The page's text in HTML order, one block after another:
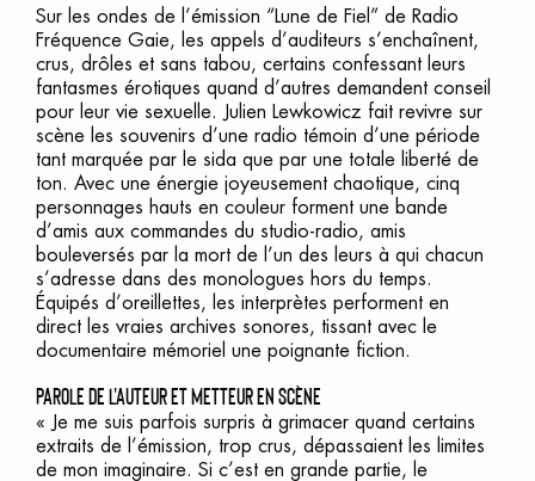
Sur les ondes de l’émission “Lune de Fiel” de Radio
Fréquence Gaie, les appels d’auditeurs s’enchaînent,
crus, drôles et sans tabou, certains confessant leurs
fantasmes érotiques quand d’autres demandent conseil
pour leur vie sexuelle. Julien Lewkowicz fait revivre sur
scène les souvenirs d’une radio témoin d’une période
tant marquée par le sida que par une totale liberté de
ton. Avec une énergie joyeusement chaotique, cinq
personnages hauts en couleur forment une bande
d’amis aux commandes du studio-radio, amis
bouleversés par la mort de l’un des leurs à qui chacun
s’adresse dans des monologues hors du temps.
Équipés d’oreillettes, les interprètes performent en
direct les vraies archives sonores, tissant avec le
documentaire mémoriel une poignante fiction.
parole de l'auteur et metteur en scène
« Je me suis parfois surpris à grimacer quand certains
extraits de l’émission, trop crus, dépassaient les limites
de mon imaginaire. Si c’est en grande partie, le